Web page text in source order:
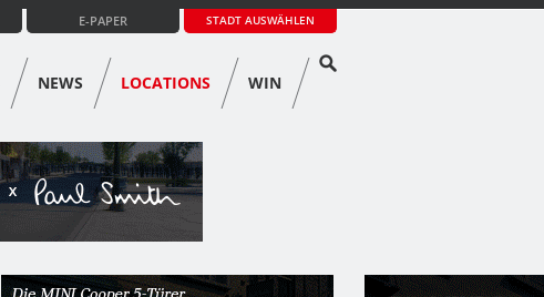
STADT AUSWÄHLEN
E-PAPER
NEWS LOCATIONS WIN